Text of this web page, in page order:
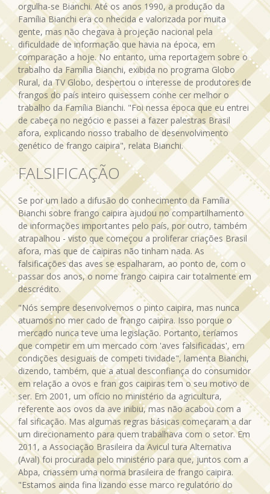
orgulha-se Bianchi. Até os anos 1990, a produção da
Família Bianchi era co nhecida e valorizada por muita
gente, mas não chegava à projeção nacional pela
dificuldade de informação que havia na época, em
comparação a hoje. No entanto, uma reportagem sobre o
trabalho da Família Bianchi, exibida no programa Globo
Rural, da TV Globo, despertou o interesse de produtores de
frangos do país inteiro quisessem conhe cer melhor o
trabalho da Família Bianchi. "Foi nessa época que eu entrei
de cabeça no negócio e passei a fazer palestras Brasil
afora, explicando nosso trabalho de desenvolvimento
genético de frango caipira", relata Bianchi.
FALSIFICAÇÃO
Se por um lado a difusão do conhecimento da Família
Bianchi sobre frango caipira ajudou no compartilhamento
de informações importantes pelo país, por outro, também
atrapalhou - visto que começou a proliferar criações Brasil
afora, mas que de caipiras não tinham nada. As
falsificações das aves se espalharam, ao ponto de, com o
passar dos anos, o nome frango caipira cair totalmente em
descrédito.
"Nós sempre desenvolvemos o pinto caipira, mas nunca
atuamos no mer cado de frango caipira. Isso porque o
mercado nunca teve uma legislação. Portanto, teríamos
que competir em um mercado com 'aves falsificadas', em
condições desiguais de competi tividade", lamenta Bianchi,
dizendo, também, que a atual desconfiança do consumidor
em relação a ovos e fran gos caipiras tem o seu motivo de
ser. Em 2001, um ofício no ministério da agricultura,
referente aos ovos da ave inibiu, mas não acabou com a
fal sificação. Mas algumas regras básicas começaram a dar
um direcionamento para quem trabalhava com o setor. Em
2011, a Associação Brasileira da Avicul tura Alternativa
(Aval) foi procurada pelo ministério para que, juntos com a
Abpa, criassem uma norma brasileira de frango caipira.
"Estamos ainda fina lizando esse marco regulatório do